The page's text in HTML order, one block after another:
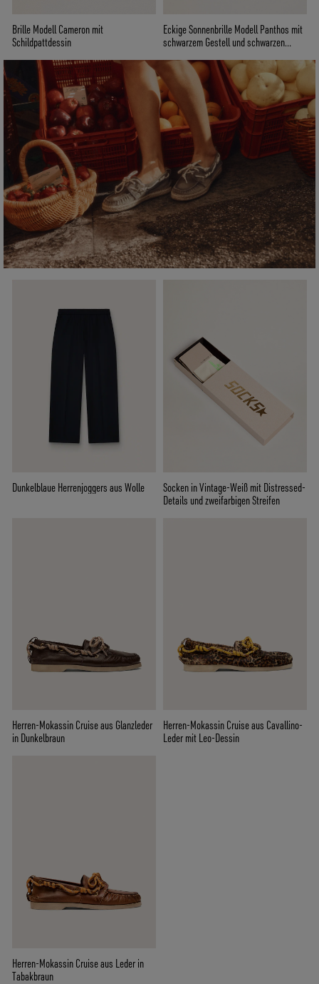
Brille Modell Cameron mit
Schildpattdessin
Eckige Sonnenbrille Modell Panthos mit
schwarzem Gestell und schwarzen
Dunkelblaue Herrenjoggers aus Wolle
Socken in Vintage-Weiß mit Distressed-
Details und zweifarbigen Streifen
Herren-Mokassin Cruise aus Glanzleder
in Dunkelbraun
Herren-Mokassin Cruise aus Cavallino-
Leder mit Leo-Dessin
Herren-Mokassin Cruise aus Leder in
Tabakbraun